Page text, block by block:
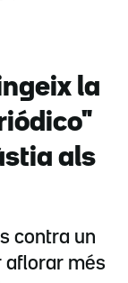
la
als
contra un
aflorar més